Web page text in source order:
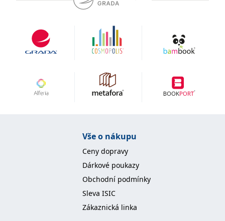
Vše o nákupu
Ceny dopravy
Dárkové poukazy
Obchodní podmínky
Sleva ISIC
Zákaznická linka